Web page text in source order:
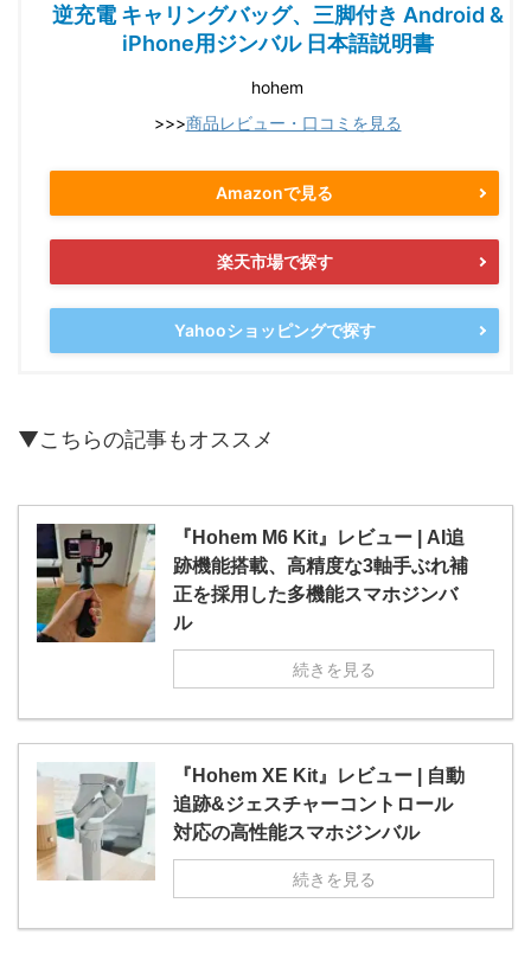
逆充電 キャリングバッグ、三脚付き Android &
iPhone用ジンバル 日本語説明書
hohem
>>>商品レビュー・口コミを見る
Amazonで見る
楽天市場で探す
Yahooショッピングで探す
▼こちらの記事もオススメ
『Hohem M6 Kit』レビュー | AI追
跡機能搭載、高精度な3軸手ぶれ補
正を採用した多機能スマホジンバ
ル
続きを見る
『Hohem XE Kit』レビュー | 自動
追跡&ジェスチャーコントロール
対応の高性能スマホジンバル
続きを見る